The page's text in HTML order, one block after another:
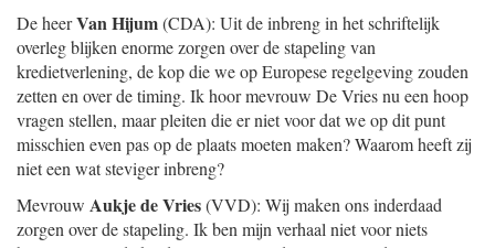
De heerVan Hijum(CDA): Uit de inbreng in het schriftelijk
overleg blijken enorme zorgen over de stapeling van
kredietverlening, de kop die we op Europese regelgeving zouden
zetten en over de timing. Ik hoor mevrouw De Vries nu een hoop
vragen stellen, maar pleiten die er niet voor dat we op dit punt
misschien even pas op de plaats moeten maken? Waarom heeft zij
niet een wat steviger inbreng?
Mevrouw Aukje de Vries(VVD): Wij maken ons inderdaad
zorgen over de stapeling. Ik ben mijn verhaal niet voor niets